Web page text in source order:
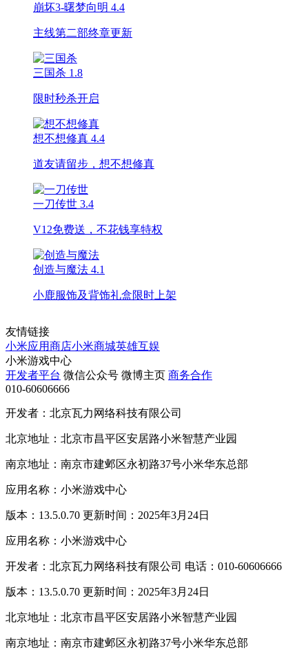
崩坏3-曙梦向明 4.4
主线第二部终章更新
三国杀 1.8
限时秒杀开启
想不想修真 4.4
道友请留步，想不想修真
一刀传世 3.4
V12免费送，不花钱享特权
创造与魔法 4.1
小鹿服饰及背饰礼盒限时上架
友情链接
小米应用商店小米商城英雄互娱
小米游戏中心
开发者平台 微信公众号 微博主页 商务合作
010-60606666
开发者：北京瓦力网络科技有限公司
北京地址：北京市昌平区安居路小米智慧产业园
南京地址：南京市建邺区永初路37号小米华东总部
应用名称：小米游戏中心
版本：13.5.0.70 更新时间：2025年3月24日
应用名称：小米游戏中心
开发者：北京瓦力网络科技有限公司 电话：010-60606666
版本：13.5.0.70 更新时间：2025年3月24日
北京地址：北京市昌平区安居路小米智慧产业园
南京地址：南京市建邺区永初路37号小米华东总部